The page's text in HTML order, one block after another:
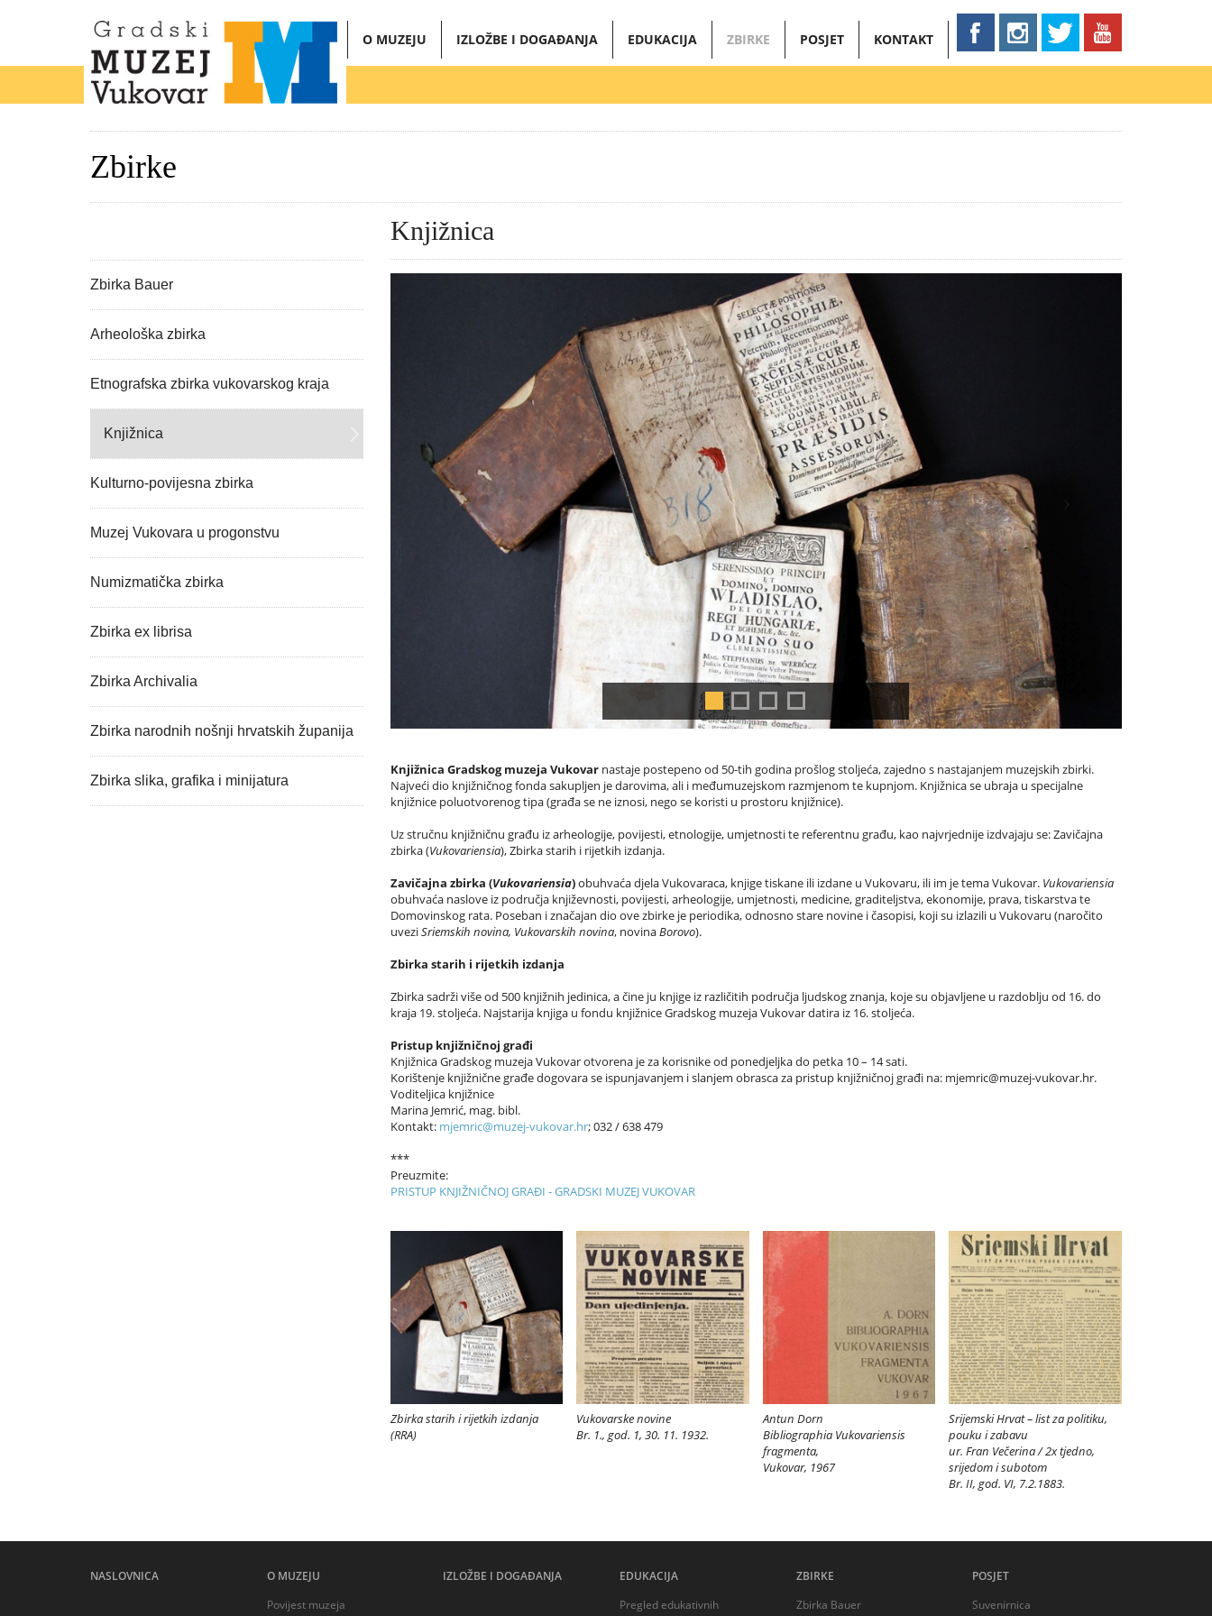
O MUZEJU IZLOŽBE I DOGAĐANJA EDUKACIJA ZBIRKE POSJET KONTAKT
Zbirke
Zbirka Bauer
Arheološka zbirka
Etnografska zbirka vukovarskog kraja
Knjižnica
Kulturno-povijesna zbirka
Muzej Vukovara u progonstvu
Numizmatička zbirka
Zbirka ex librisa
Zbirka Archivalia
Zbirka narodnih nošnji hrvatskih županija
Zbirka slika, grafika i minijatura
Knjižnica
Knjižnica Gradskog muzeja Vukovarnastaje postepeno od 50-tih godina prošlog stoljeća, zajedno s nastajanjem muzejskih zbirki.
Najveći dio knjižničnog fonda sakupljen je darovima, ali i međumuzejskom razmjenom te kupnjom. Knjižnica se ubraja u specijalne
knjižnice poluotvorenog tipa (građa se ne iznosi, nego se koristi u prostoru knjižnice).
Uz stručnu knjižničnu građu iz arheologije, povijesti, etnologije, umjetnosti te referentnu građu, kao najvrjednije izdvajaju se: Zavičajna
zbirka (Vukovariensia), Zbirka starih i rijetkih izdanja.
Zavičajna zbirka (Vukovariensia)obuhvaća djela Vukovaraca, knjige tiskane ili izdane u Vukovaru, ili im je tema Vukovar. Vukovariensia
obuhvaća naslove iz područja književnosti, povijesti, arheologije, umjetnosti, medicine, graditeljstva, ekonomije, prava, tiskarstva te
Domovinskog rata. Poseban i značajan dio ove zbirke je periodika, odnosno stare novine i časopisi, koji su izlazili u Vukovaru (naročito
uveziSriemskih novina, Vukovarskih novina, novinaBorovo).
Zbirka starih i rijetkih izdanja
Zbirka sadrži više od 500 knjižnih jedinica, a čine ju knjige iz različitih područja ljudskog znanja, koje su objavljene u razdoblju od 16. do
kraja 19. stoljeća. Najstarija knjiga u fondu knjižnice Gradskog muzeja Vukovar datira iz 16. stoljeća.
Pristup knjižničnoj građi
Knjižnica Gradskog muzeja Vukovar otvorena je za korisnike od ponedjeljka do petka 10 – 14 sati.
Korištenje knjižnične građe dogovara se ispunjavanjem i slanjem obrasca za pristup knjižničnoj građi na: mjemric@muzej-vukovar.hr.
Voditeljica knjižnice
Marina Jemrić, mag. bibl.
Kontakt: mjemric@muzej-vukovar.hr; 032 / 638 479
***
Preuzmite:
PRISTUP KNJIŽNIČNOJ GRAĐI - GRADSKI MUZEJ VUKOVAR
Zbirka starih i rijetkih izdanja
(RRA)
Vukovarske novine
Br. 1., god. 1, 30. 11. 1932.
Antun Dorn
Bibliographia Vukovariensis
fragmenta,
Vukovar, 1967
Srijemski Hrvat – list za politiku,
pouku i zabavu
ur. Fran Večerina / 2x tjedno,
srijedom i subotom
Br. II, god. VI, 7.2.1883.
NASLOVNICA
O MUZEJU
Povijest muzeja
IZLOŽBE I DOGAĐANJA
EDUKACIJA
Pregled edukativnih
ZBIRKE
Zbirka Bauer
POSJET
Suvenirnica